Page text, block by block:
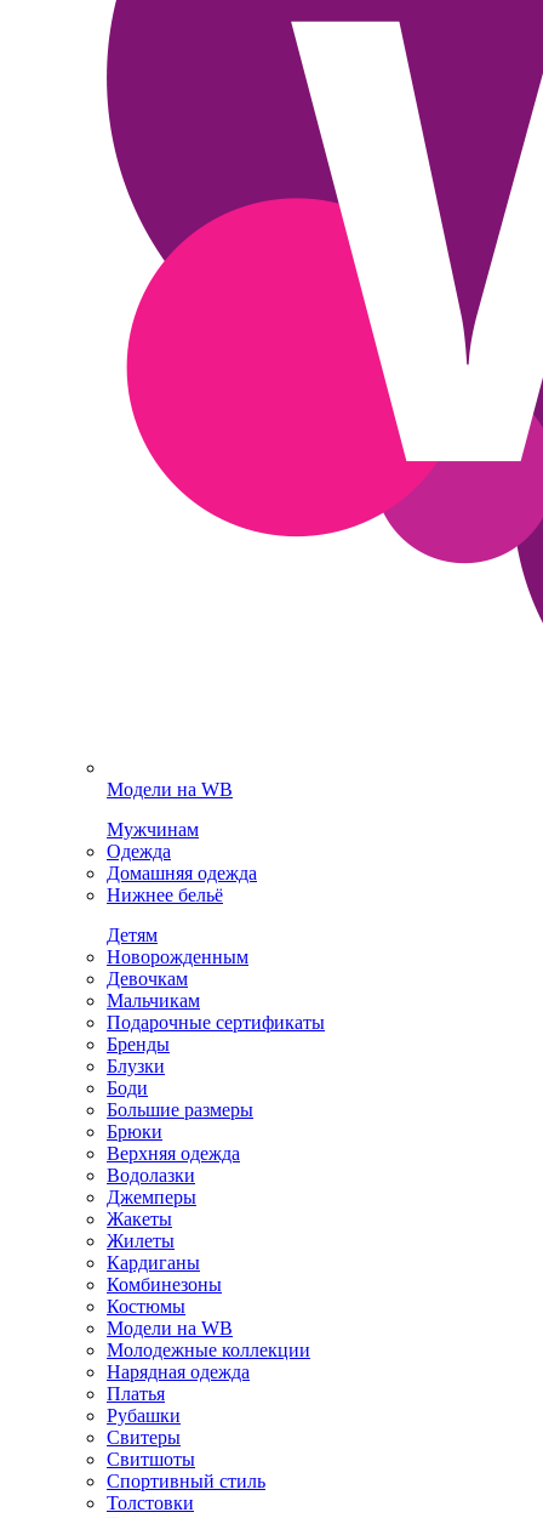
Модели на WB
Мужчинам
Одежда
Домашняя одежда
Нижнее бельё
Детям
Новорожденным
Девочкам
Мальчикам
Подарочные сертификаты
Бренды
Блузки
Боди
Большие размеры
Брюки
Верхняя одежда
Водолазки
Джемперы
Жакеты
Жилеты
Кардиганы
Комбинезоны
Костюмы
Модели на WB
Молодежные коллекции
Нарядная одежда
Платья
Рубашки
Свитеры
Свитшоты
Спортивный стиль
Толстовки